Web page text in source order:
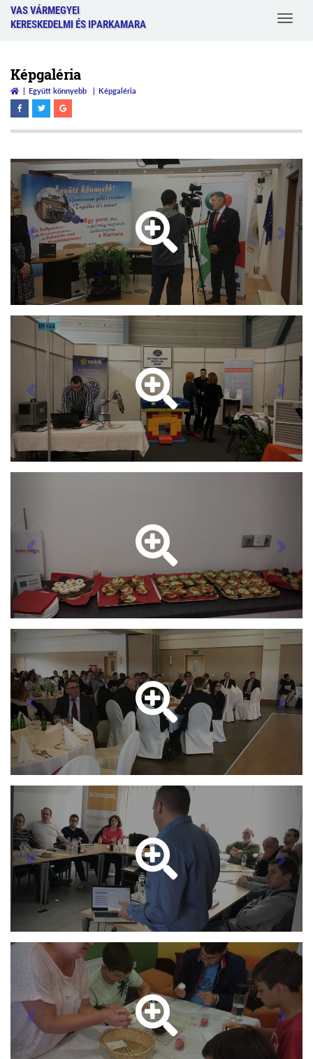
VAS VÁRMEGYEI
KERESKEDELMI ÉS IPARKAMARA
Toggle
Képgaléria
Együtt könnyebb Képgaléria